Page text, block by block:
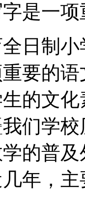
是一项
日制
要的
的文
们学
的普
年，